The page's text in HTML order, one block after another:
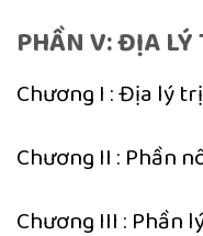
PHẦN V: ĐỊA LÝ
Chương I : Địa lý
Chương II : Phần
Chương III : Phần